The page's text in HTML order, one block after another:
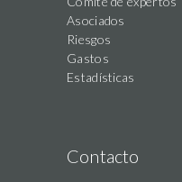
Asociados
Riesgos
Gastos
Estadísticas
Contacto